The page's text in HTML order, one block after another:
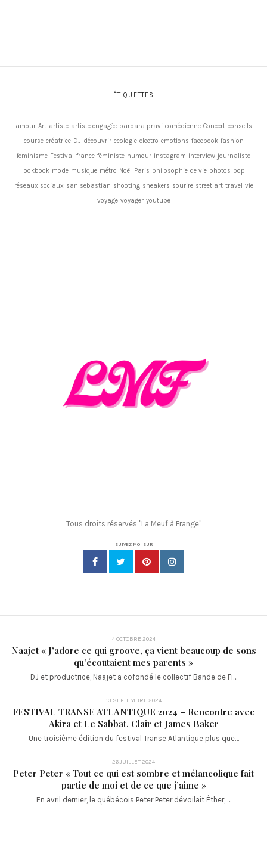
ÉTIQUETTES
amour Art artiste artiste engagée barbara pravi comédienne Concert conseils
course créatrice DJ découvrir ecologie electro emotions facebook fashion
feminisme Festival france féministe humour instagram interview journaliste
lookbook mode musique métro Noël Paris philosophie de vie photos pop
réseaux sociaux san sebastian shooting sneakers sourire street art travel vie
voyage voyager youtube
Tous droits réservés "La Meuf à Frange"
SUIVEZ MOI SUR
4 OCTOBRE 2024
Naajet « J’adore ce qui groove, ça vient beaucoup de sons
qu’écoutaient mes parents »
DJ et productrice, Naajet a cofondé le collectif Bande de Fi…
13 SEPTEMBRE 2024
FESTIVAL TRANSE ATLANTIQUE 2024 – Rencontre avec
Akira et Le Sabbat, Clair et James Baker
Une troisième édition du festival Transe Atlantique plus que…
26 JUILLET 2024
Peter Peter « Tout ce qui est sombre et mélancolique fait
partie de moi et de ce que j’aime »
En avril dernier, le québécois Peter Peter dévoilait Éther, …